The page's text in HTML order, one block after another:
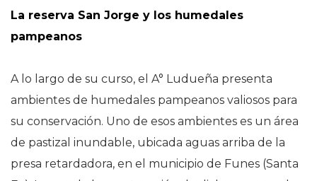
La reserva San Jorge y los humedales
pampeanos
A lo largo de su curso, el A° Ludueña presenta
ambientes de humedales pampeanos valiosos para
su conservación. Uno de esos ambientes es un área
de pastizal inundable, ubicada aguas arriba de la
presa retardadora, en el municipio de Funes (Santa